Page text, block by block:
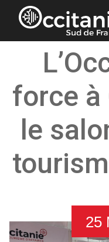
Panneau de gestion des
force à
le
25